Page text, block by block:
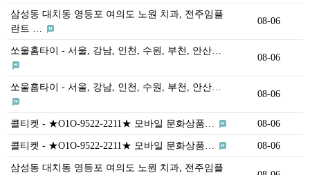
삼성동 대치동 영등포 여의도 노원 치과, 전주임플
란트 …
08-06
쏘울홈타이 - 서울, 강남, 인천, 수원, 부천, 안산…
08-06
쏘울홈타이 - 서울, 강남, 인천, 수원, 부천, 안산…
08-06
콜티켓 - ★O1O-9522-2211★ 모바일 문화상품… 08-06
콜티켓 - ★O1O-9522-2211★ 모바일 문화상품… 08-06
삼성동 대치동 영등포 여의도 노원 치과, 전주임플